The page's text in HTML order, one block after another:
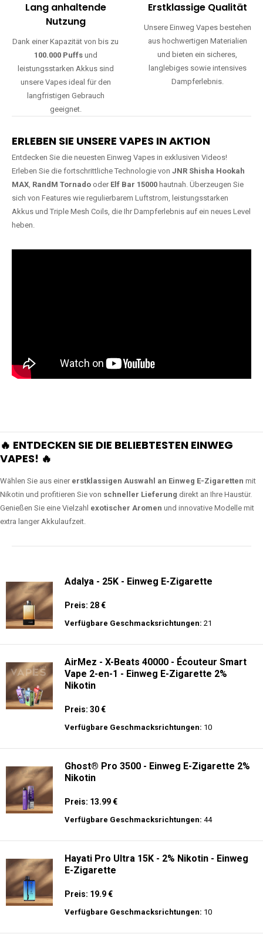
Lang anhaltende
Nutzung
Dank einer Kapazität von bis zu
100.000 Puffsund
leistungsstarken Akkus sind
unsere Vapes ideal für den
langfristigen Gebrauch
geeignet.
Erstklassige Qualität
Unsere Einweg Vapes bestehen
aus hochwertigen Materialien
und bieten ein sicheres,
langlebiges sowie intensives
Dampferlebnis.
ERLEBEN SIE UNSERE VAPES IN AKTION
Entdecken Sie die neuesten Einweg Vapes in exklusiven Videos!
Erleben Sie die fortschrittliche Technologie von JNR Shisha Hookah
MAX, RandM Tornado oder Elf Bar 15000 hautnah. Überzeugen Sie
sich von Features wie regulierbarem Luftstrom, leistungsstarken
Akkus und Triple Mesh Coils, die Ihr Dampferlebnis auf ein neues Level
heben.
🔥 ENTDECKEN SIE DIE BELIEBTESTEN EINWEG
VAPES! 🔥
Wählen Sie aus einer erstklassigen Auswahl an Einweg E-Zigaretten mit
Nikotin und profitieren Sie von schneller Lieferung direkt an Ihre Haustür.
Genießen Sie eine Vielzahl exotischer Aromen und innovative Modelle mit
extra langer Akkulaufzeit.
Adalya - 25K - Einweg E-Zigarette
Preis: 28 €
Verfügbare Geschmacksrichtungen: 21
AirMez - X-Beats 40000 - Écouteur Smart
Vape 2-en-1 - Einweg E-Zigarette 2%
Nikotin
Preis: 30 €
Verfügbare Geschmacksrichtungen: 10
Ghost® Pro 3500 - Einweg E-Zigarette 2%
Nikotin
Preis: 13.99 €
Verfügbare Geschmacksrichtungen: 44
Hayati Pro Ultra 15K - 2% Nikotin - Einweg
E-Zigarette
Preis: 19.9 €
Verfügbare Geschmacksrichtungen: 10